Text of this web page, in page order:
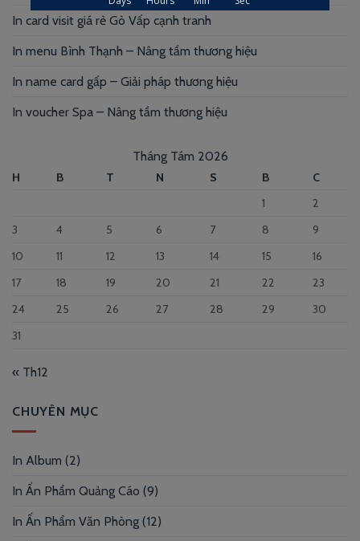
In card visit giá rẻ Gò Vấp cạnh tranh
In menu Bình Thạnh – Nâng tầm thương hiệu
In name card gấp – Giải pháp thương hiệu
In voucher Spa – Nâng tầm thương hiệu
Tháng Tám 2026
H B T N S B
C
1
2
3
4 5 6 7 8
9
10
11 12 13 14 15
16
17
18 19 20 21 22
23
24
25 26 27 28 29
30
31
« Th12
CHUYÊN MỤC
In Album (2)
In Ấn Phẩm Quảng Cáo (9)
In Ấn Phẩm Văn Phòng (12)